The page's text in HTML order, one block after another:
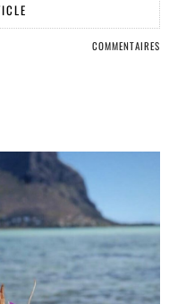
COMMENTAIRES